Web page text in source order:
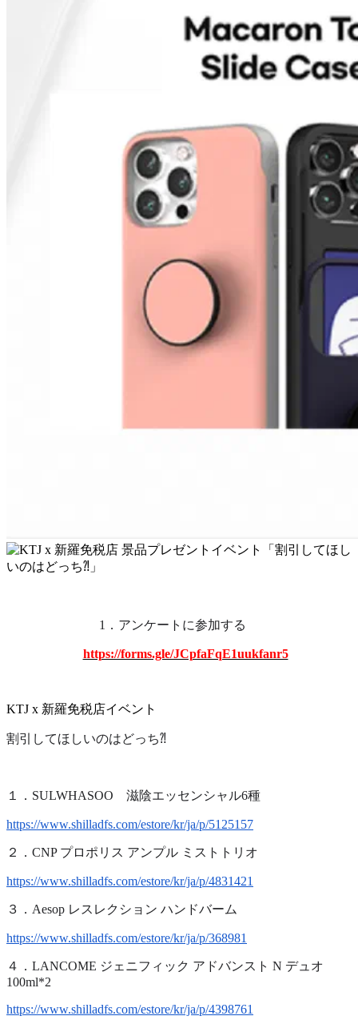
1．アンケートに参加する
https://forms.gle/JCpfaFqE1uukfanr5
KTJ x 新羅免税店イベント
割引してほしいのはどっち⁈
１．SULWHASOO　滋陰エッセンシャル6種
https://www.shilladfs.com/estore/kr/ja/p/5125157
２．CNP プロポリス アンプル ミストトリオ
https://www.shilladfs.com/estore/kr/ja/p/4831421
３．Aesop レスレクション ハンドバーム
https://www.shilladfs.com/estore/kr/ja/p/368981
４．LANCOME ジェニフィック アドバンスト N デュオ
100ml*2
https://www.shilladfs.com/estore/kr/ja/p/4398761